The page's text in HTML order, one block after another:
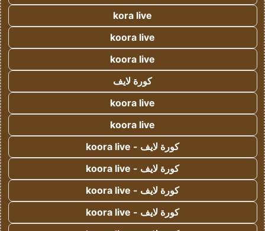
kora live
koora live
koora live
كورة لايف
koora live
koora live
كورة لايف - koora live
كورة لايف - koora live
كورة لايف - koora live
كورة لايف - koora live